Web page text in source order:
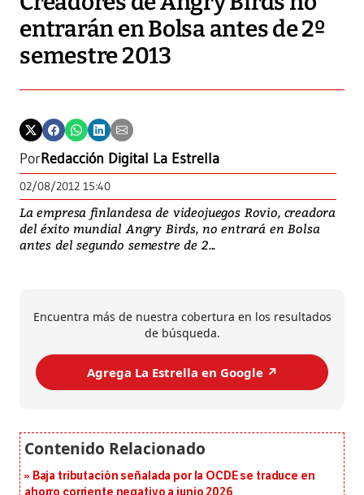
entrarán en Bolsa antes de 2º
semestre 2013
PorRedacción Digital La Estrella
02/08/2012 15:40
La empresa finlandesa de videojuegos Rovio, creadora
del éxito mundial Angry Birds, no entrará en Bolsa
antes del segundo semestre de 2...
Encuentra más de nuestra cobertura en los resultados
de búsqueda.
Agrega La Estrella en Google ↗️
Baja tributación señalada por la OCDE se traduce en